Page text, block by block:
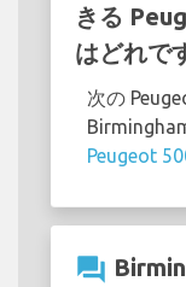
きる
はどれで
次の
Peugeot
question_answer